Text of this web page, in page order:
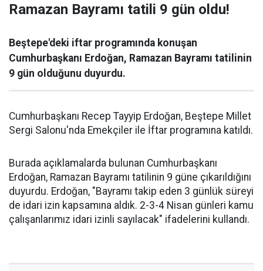
Ramazan Bayramı tatili 9 gün oldu!
Beştepe'deki iftar programında konuşan
Cumhurbaşkanı Erdoğan, Ramazan Bayramı tatilinin
9 gün olduğunu duyurdu.
Cumhurbaşkanı Recep Tayyip Erdoğan, Beştepe Millet
Sergi Salonu'nda Emekçiler ile İftar programına katıldı.
Burada açıklamalarda bulunan Cumhurbaşkanı
Erdoğan, Ramazan Bayramı tatilinin 9 güne çıkarıldığını
duyurdu. Erdoğan, "Bayramı takip eden 3 günlük süreyi
de idari izin kapsamına aldık. 2-3-4 Nisan günleri kamu
çalışanlarımız idari izinli sayılacak" ifadelerini kullandı.